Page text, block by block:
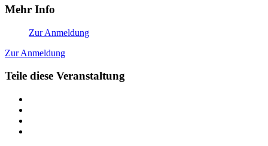
Mehr Info
Zur Anmeldung
Zur Anmeldung
Teile diese Veranstaltung